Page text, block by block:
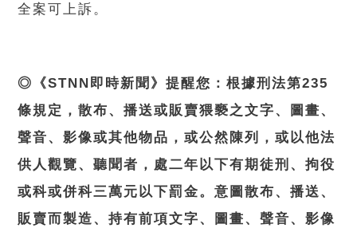
全案可上訴。
◎《STNN即時新聞》提醒您：根據刑法第235
條規定，散布、播送或販賣猥褻之文字、圖畫、
聲音、影像或其他物品，或公然陳列，或以他法
供人觀覽、聽聞者，處二年以下有期徒刑、拘役
或科或併科三萬元以下罰金。意圖散布、播送、
販賣而製造、持有前項文字、圖畫、聲音、影像